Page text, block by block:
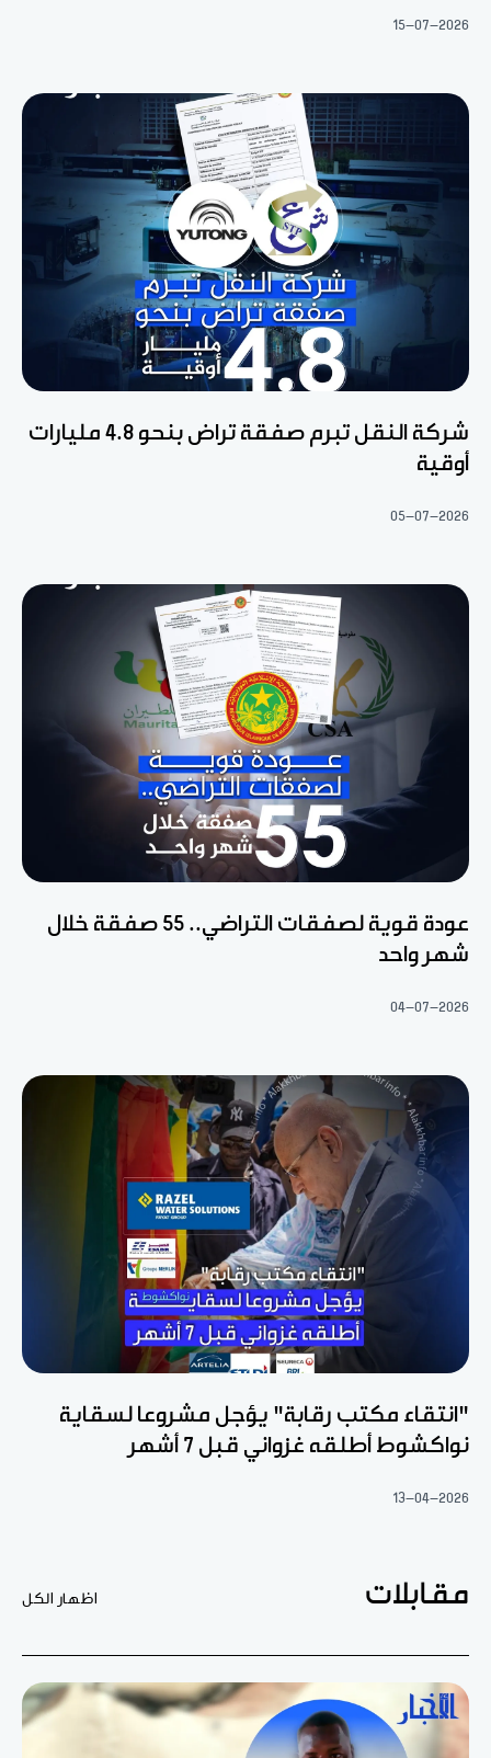
15-07-2026
شركة النقل تبرم صفقة تراض بنحو 4.8 مليارات
أوقية
05-07-2026
عودة قوية لصفقات التراضي.. 55 صفقة خلال
شهر واحد
04-07-2026
"انتقاء مكتب رقابة" يؤجل مشروعا لسقاية
نواكشوط أطلقه غزواني قبل 7 أشهر
13-04-2026
مقابلات اظهار الكل